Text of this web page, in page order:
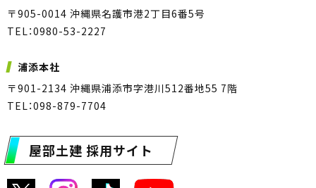
〒905-0014 沖縄県名護市港2丁目6番5号
TEL：0980-53-2227
浦添本社
〒901-2134 沖縄県浦添市字港川512番地55 7階
TEL：098-879-7704
屋部土建 採用サイト